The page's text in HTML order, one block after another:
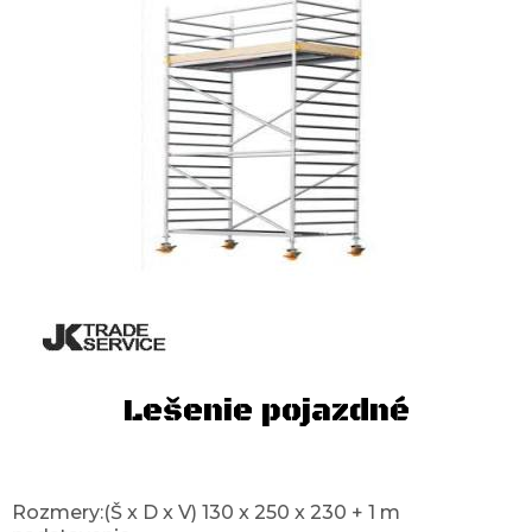
Lešenie pojazdné
Rozmery:(Š x D x V) 130 x 250 x 230 + 1 m